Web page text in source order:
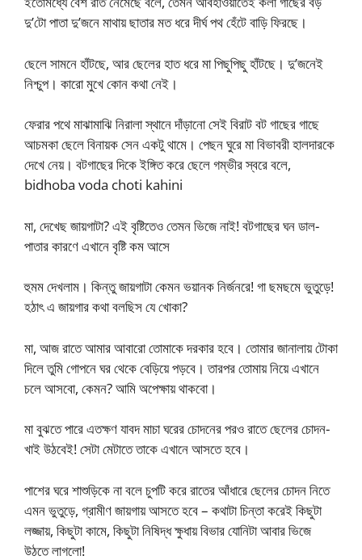
দু’টো পাতা দু’জনে মাথায় ছাতার মত ধরে দীর্ঘ পথ হেঁটে বাড়ি ফিরছে।
ছেলে সামনে হাঁটছে, আর ছেলের হাত ধরে মা পিছুপিছু হাঁটছে। দু’জনেই
নিশ্চুপ। কারো মুখে কোন কথা নেই।
ফেরার পথে মাঝামাঝি নিরালা স্থানে দাঁড়ানো সেই বিরাট বট গাছের গাছে
আচমকা ছেলে বিনায়ক সেন একটু থামে। পেছন ঘুরে মা বিভাবরী হালদারকে
দেখে নেয়। বটগাছের দিকে ইঙ্গিত করে ছেলে গম্ভীর স্বরে বলে,
bidhoba voda choti kahini
মা, দেখেছ জায়গাটা? এই বৃষ্টিতেও তেমন ভিজে নাই! বটগাছের ঘন ডাল-
পাতার কারণে এখানে বৃষ্টি কম আসে
হুমম দেখলাম। কিন্তু জায়গাটা কেমন ভয়ানক নির্জনরে! গা ছমছমে ভুতুড়ে!
হঠাৎ এ জায়গার কথা বলছিস যে খোকা?
মা, আজ রাতে আমার আবারো তোমাকে দরকার হবে। তোমার জানালায় টোকা
দিলে তুমি গোপনে ঘর থেকে বেড়িয়ে পড়বে। তারপর তোমায় নিয়ে এখানে
চলে আসবো, কেমন? আমি অপেক্ষায় থাকবো।
মা বুঝতে পারে এতক্ষণ যাবদ মাচা ঘরের চোদনের পরও রাতে ছেলের চোদন-
খাই উঠবেই! সেটা মেটাতে তাকে এখানে আসতে হবে।
পাশের ঘরে শাশুড়িকে না বলে চুপটি করে রাতের আঁধারে ছেলের চোদন নিতে
এমন ভুতুড়ে, গ্রামীণ জায়গায় আসতে হবে – কথাটা চিন্তা করেই কিছুটা
লজ্জায়, কিছুটা কামে, কিছুটা নিষিদ্ধ ক্ষুধায় বিভার যোনিটা আবার ভিজে
উঠতে লাগলো!